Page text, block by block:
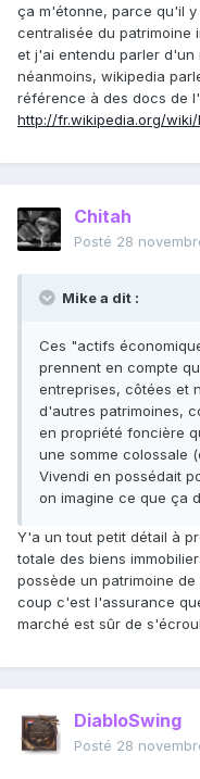
ça m'étonne, parce qu'il
centralisée du patrimoine
et j'ai entendu parler d'un
néanmoins, wikipedia
référence à des docs de
http://fr.wikipedia.org/
Chitah
Posté 28
Mike a dit :
Ces "actifs
prennent en compte
entreprises, côtées et
d'autres patrimoines,
en propriété foncière
une somme colossale
Vivendi en possédait
on imagine ce que ça
Y'a un tout petit détail à
totale des biens
possède un patrimoine
coup c'est l'assurance
marché est sûr de
DiabloSwing
Posté 28